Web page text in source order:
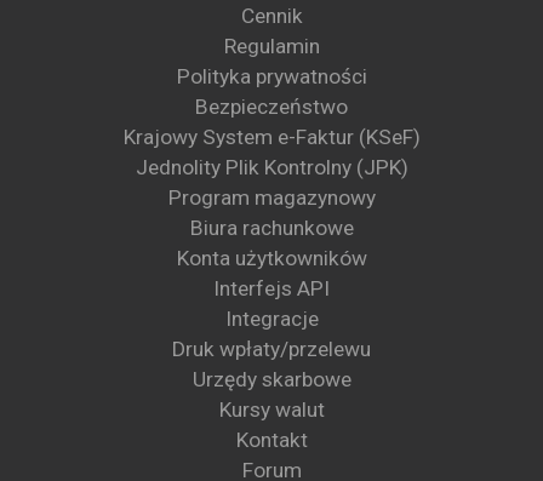
Cennik
Regulamin
Polityka prywatności
Bezpieczeństwo
Krajowy System e-Faktur (KSeF)
Jednolity Plik Kontrolny (JPK)
Program magazynowy
Biura rachunkowe
Konta użytkowników
Interfejs API
Integracje
Druk wpłaty/przelewu
Urzędy skarbowe
Kursy walut
Kontakt
Forum